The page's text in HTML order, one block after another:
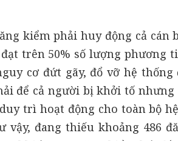
kiểm phải huy động cả
trên 50% số lượng phương
cơ đứt gãy, đổ vỡ hệ
để cả người bị khởi tố
trì hoạt động cho toàn bộ
vậy, đang thiếu khoảng 486